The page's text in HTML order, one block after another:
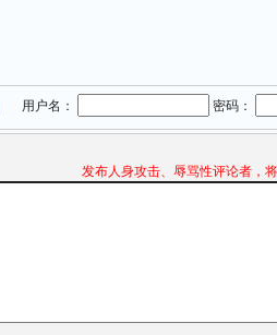
用户名： 密码：
发布人身攻击、辱骂性评论者，